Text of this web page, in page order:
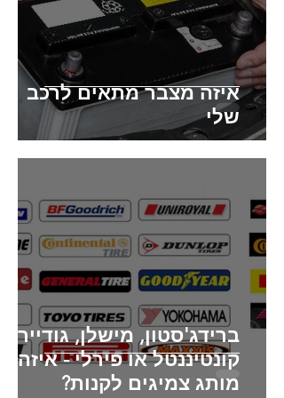
איזה מצבר מתאים לרכב
שלי
ברידג'סטון, מישלן, גודייר,
קונטיננטל או פירלי - איזה
מותג צמיגים לקנות?